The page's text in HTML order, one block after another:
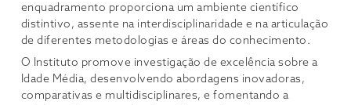
enquadramento proporciona um ambiente científico
distintivo, assente na interdisciplinaridade e na articulação
de diferentes metodologias e áreas do conhecimento.
O Instituto promove investigação de excelência sobre a
Idade Média, desenvolvendo abordagens inovadoras,
comparativas e multidisciplinares, e fomentando a